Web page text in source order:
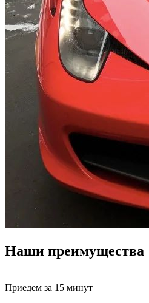
Наши преимущества
Приедем за 15 минут